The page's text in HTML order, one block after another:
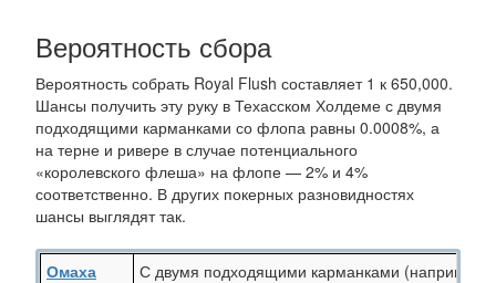
Вероятность сбора
Вероятность собрать Royal Flush составляет 1 к 650,000.
Шансы получить эту руку в Техасском Холдеме с двумя
подходящими карманками со флопа равны 0.0008%, а
на терне и ривере в случае потенциального
«королевского флеша» на флопе — 2% и 4%
соответственно. В других покерных разновидностях
шансы выглядят так.
Омаха
С двумя подходящими карманками (например,